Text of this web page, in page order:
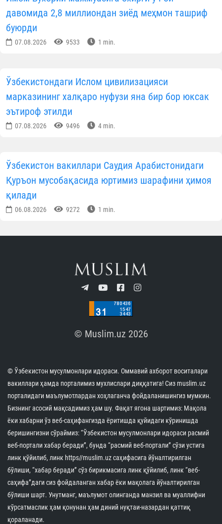
давомида 2,8 миллиондан зиёд меҳмон ташриф
буюрди
07.08.2026 9533 1 min.
Ўзбекистондаги Ислом цивилизацияси
марказининг халқаро нуфузи яна бир бор юксак
эътироф этилди
07.08.2026 9496 4 min.
Ўзбекистон вакиллари Саудия Арабистонидаги
Қуръон мусобақасида юртимиз шарафини ҳимоя
қилади
06.08.2026 9272 1 min.
© Muslim.uz 2026
© Ўзбекистон мусулмонлари идораси. Оммавий ахборот воситалари
вакиллари ҳамда порталимиз мухлислари диққатига! Сиз muslim.uz
порталидаги маълумотлардан хоҳлаганча фойдаланишингиз мумкин.
Бизнинг асосий мақсадимиз ҳам шу. Фақат ягона шартимиз: Мақола
ёки хабарни ўз веб-саҳифангизда ёритишда қуйидаги кўринишда
беришингизни сўраймиз: “Ўзбекистон мусулмонлари идораси расмий
веб-портали хабар беради”, бунда “расмий веб-портали” сўзи устига
линк қўйилиб, линк https//muslim.uz саҳифасига йўналтирилган
бўлиши, “хабар беради” сўз бирикмасига линк қўйилиб, линк “веб-
саҳифа”даги сиз фойдаланган хабар ёки мақолага йўналтирилган
бўлиши шарт. Унутманг, маълумот олинганда манзил ва муаллифни
кўрсатмаслик ҳам қонунан ҳам диний нуқтаи-назардан қаттиқ
қораланади.